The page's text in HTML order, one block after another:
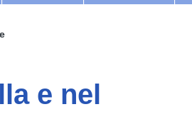
e nel